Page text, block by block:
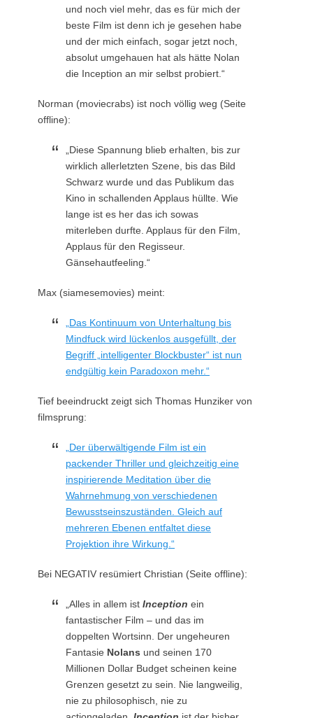
und noch viel mehr, das es für mich der
beste Film ist denn ich je gesehen habe
und der mich einfach, sogar jetzt noch,
absolut umgehauen hat als hätte Nolan
die Inception an mir selbst probiert.“
Norman (moviecrabs) ist noch völlig weg (Seite
offline):
„Diese Spannung blieb erhalten, bis zur
wirklich allerletzten Szene, bis das Bild
Schwarz wurde und das Publikum das
Kino in schallenden Applaus hüllte. Wie
lange ist es her das ich sowas
miterleben durfte. Applaus für den Film,
Applaus für den Regisseur.
Gänsehautfeeling.“
Max (siamesemovies) meint:
„Das Kontinuum von Unterhaltung bis
Mindfuck wird lückenlos ausgefüllt, der
Begriff „intelligenter Blockbuster“ ist nun
endgültig kein Paradoxon mehr.“
Tief beeindruckt zeigt sich Thomas Hunziker von
filmsprung:
„Der überwältigende Film ist ein
packender Thriller und gleichzeitig eine
inspirierende Meditation über die
Wahrnehmung von verschiedenen
Bewusstseinszuständen. Gleich auf
mehreren Ebenen entfaltet diese
Projektion ihre Wirkung.“
Bei NEGATIV resümiert Christian (Seite offline):
„Alles in allem ist Inception ein
fantastischer Film – und das im
doppelten Wortsinn. Der ungeheuren
Fantasie Nolans und seinen 170
Millionen Dollar Budget scheinen keine
Grenzen gesetzt zu sein. Nie langweilig,
nie zu philosophisch, nie zu